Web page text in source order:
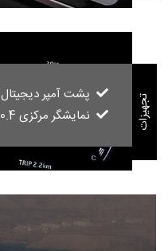
پشت آمپر دیجیتال 7 اینچی
نمایشگر مرکزی 10.4 اینچی دیجیتالی
تجهیزات